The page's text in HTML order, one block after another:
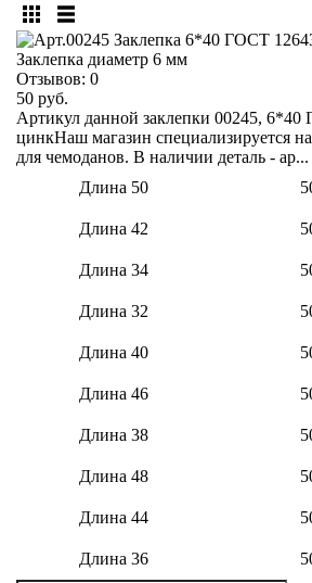
Заклепка диаметр 6 мм
Отзывов: 0
50 руб.
Артикул данной заклепки 00245,
цинкНаш магазин специализируется
для чемоданов. В наличии деталь - ар...
Длина 50
Длина 42
Длина 34
Длина 32
Длина 40
Длина 46
Длина 38
Длина 48
Длина 44
Длина 36